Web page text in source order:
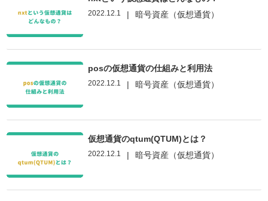
2022.12.1 | 暗号資産（仮想通貨）
posの仮想通貨の仕組みと利用法
2022.12.1 | 暗号資産（仮想通貨）
仮想通貨のqtum(QTUM)とは？
2022.12.1 | 暗号資産（仮想通貨）